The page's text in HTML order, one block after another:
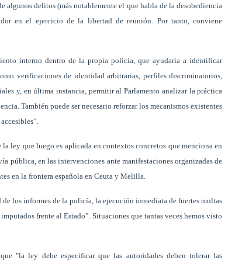
delitos (más notablemente el que habla de la desobediencia
en el ejercicio de la libertad de reunión. Por tanto, conviene
interno dentro de la propia policía, que ayudaría a identificar
verificaciones de identidad arbitrarias, perfiles discriminatorios,
y, en última instancia, permitir al Parlamento analizar la práctica
También puede ser necesario reforzar los mecanismos existentes
ley que luego es aplicada en contextos concretos que menciona en
pública, en las intervenciones ante manifestaciones organizadas de
en la frontera española en Ceuta y Melilla.
los informes de la policía, la ejecución inmediata de fuertes multas
frente al Estado”. Situaciones que tantas veces hemos visto
"la ley debe especificar que las autoridades deben tolerar las